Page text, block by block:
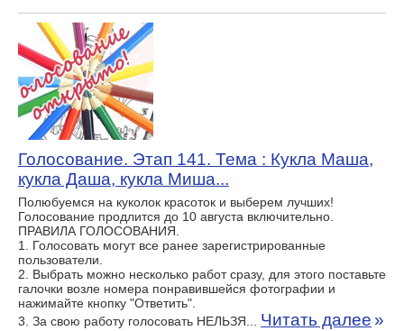
Голосование. Этап 141. Тема : Кукла Маша,
кукла Даша, кукла Миша...
Полюбуемся на куколок красоток и выберем лучших!
Голосование продлится до 10 августа включительно.
ПРАВИЛА ГОЛОСОВАНИЯ.
1. Голосовать могут все ранее зарегистрированные
пользователи.
2. Выбрать можно несколько работ сразу, для этого поставьте
галочки возле номера понравившейся фотографии и
нажимайте кнопку "Ответить".
3. За свою работу голосовать НЕЛЬЗЯ... Читать далее »